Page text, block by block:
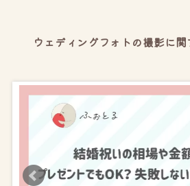
ウェディングフォトの撮影に